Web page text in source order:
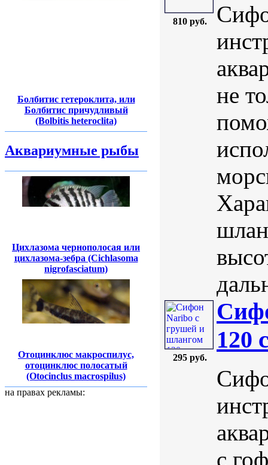
Болбитис гетероклита, или
Болбитис причудливый
(Bolbitis heteroclita)
Аквариумные рыбы
Цихлазома чернополосая или
цихлазома-зебра (Cichlasoma
nigrofasciatum)
Отоцинклюс макроспилус,
отоцинклюс полосатый
(Otocinclus macrospilus)
на правах рекламы:
810 руб.
не
295 руб.
120
с